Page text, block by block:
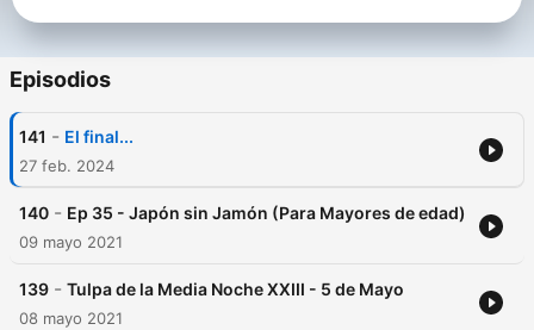
Episodios
141 - El final...
27 feb. 2024
140 - Ep 35 - Japón sin Jamón (Para Mayores de edad)
09 mayo 2021
139 - Tulpa de la Media Noche XXIII - 5 de Mayo
08 mayo 2021